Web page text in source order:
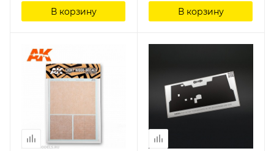
В корзину В корзину